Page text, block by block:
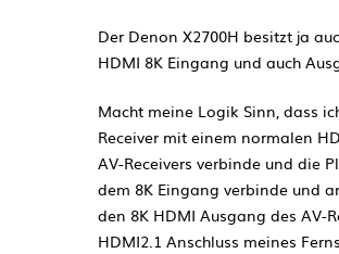
Der Denon X2700H besitzt ja
HDMI 8K Eingang und auch
Macht meine Logik Sinn, dass
Receiver mit einem normalen
AV-Receivers verbinde und die
dem 8K Eingang verbinde und
den 8K HDMI Ausgang des AV-
HDMI2.1 Anschluss meines